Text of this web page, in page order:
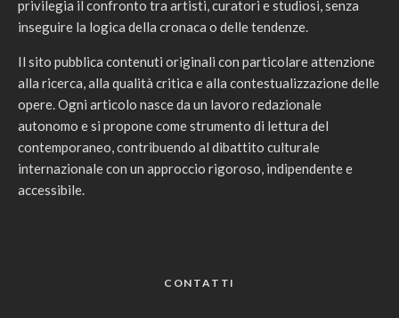
privilegia il confronto tra artisti, curatori e studiosi, senza
inseguire la logica della cronaca o delle tendenze.
Il sito pubblica contenuti originali con particolare attenzione
alla ricerca, alla qualità critica e alla contestualizzazione delle
opere. Ogni articolo nasce da un lavoro redazionale
autonomo e si propone come strumento di lettura del
contemporaneo, contribuendo al dibattito culturale
internazionale con un approccio rigoroso, indipendente e
accessibile.
CONTATTI